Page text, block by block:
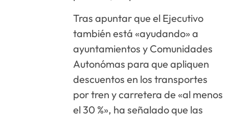
Tras apuntar que el Ejecutivo
también está «ayudando» a
ayuntamientos y Comunidades
Autonómas para que apliquen
descuentos en los transportes
por tren y carretera de «al menos
el 30 %», ha señalado que las